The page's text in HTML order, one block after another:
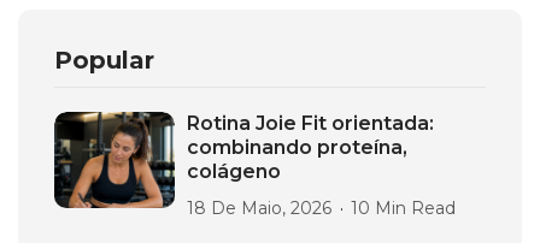
Popular
Rotina Joie Fit orientada:
combinando proteína,
colágeno
18 De Maio, 2026 10 Min Read